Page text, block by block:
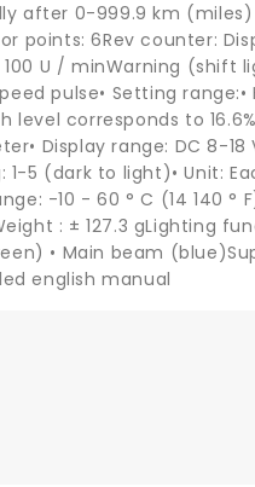
after 0-999.9 km (miles)
points: 6Rev counter:
U / minWarning (shift
pulse• Setting
level corresponds to
Display range: DC 8-
1-5 (dark to light)• Unit:
-10 - 60 ° C (14 140 °
: ± 127.3 gLighting
• Main beam
english manual